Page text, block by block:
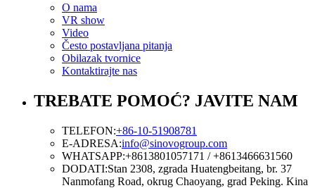
O nama
VR show
Video
Često postavljana pitanja
Obilazak tvornice
Kontaktirajte nas
TREBATE POMOĆ? JAVITE NAM
TELEFON:+86-10-51908781
E-ADRESA:info@sinovogroup.com
WHATSAPP:+8613801057171 / +8613466631560
DODATI:Stan 2308, zgrada Huatengbeitang, br. 37
Nanmofang Road, okrug Chaoyang, grad Peking. Kina